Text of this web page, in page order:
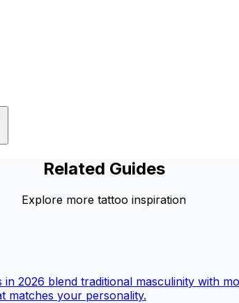
Related Guides
Explore more tattoo inspiration
2026 blend traditional masculinity with
matches your personality.